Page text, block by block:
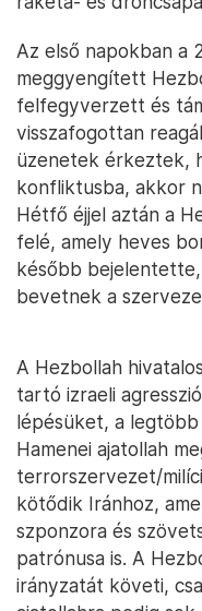
Az első napokban a
meggyengített
felfegyverzett és
visszafogottan
üzenetek érkeztek,
konfliktusba, akkor
Hétfő éjjel aztán a
felé, amely heves
később
bevetnek a
A Hezbollah
tartó izraeli
lépésüket, a legtöbb
Hamenei ajatollah
terrorszervezet/
kötődik Iránhoz,
szponzora és
patrónusa is. A
irányzatát követi,